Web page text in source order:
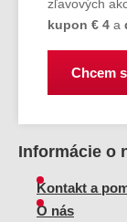
zľavových
kupon € 4 a
Chcem
Informácie o
Kontakt a
O nás